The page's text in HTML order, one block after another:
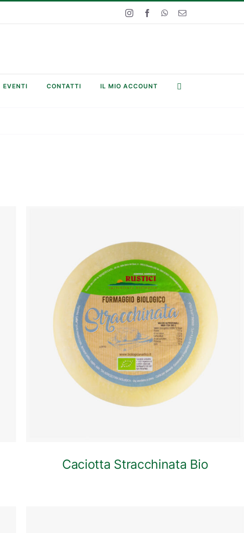
InstagramFacebookWhatsApp
Email
EVENTI CONTATTI IL MIO ACCOUNT
ANTEPRIMA RAPIDA
Caciotta Stracchinata Bio